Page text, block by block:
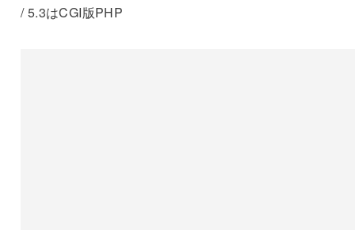
/ 5.3はCGI版PHP